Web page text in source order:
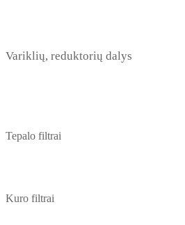
Variklių, reduktorių dalys
Tepalo filtrai
Kuro filtrai